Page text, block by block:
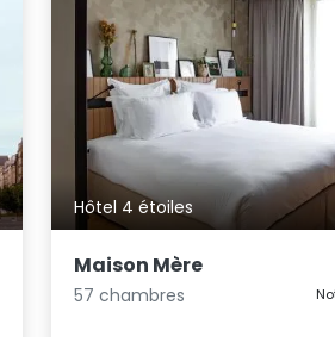
Hôtel 4 étoiles
Maison Mère
57 chambres